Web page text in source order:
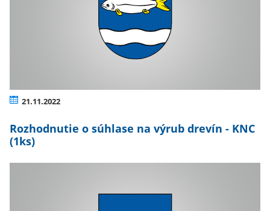
21.11.2022
Rozhodnutie o súhlase na výrub drevín - KNC
(1ks)